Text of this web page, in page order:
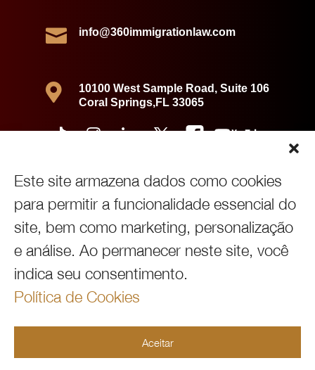
Este site armazena dados como cookies
para permitir a funcionalidade essencial do
site, bem como marketing, personalização
e análise. Ao permanecer neste site, você
indica seu consentimento.
Política de Cookies
Aceitar
 info@360immigrationlaw.com

10100 West Sample Road, Suite 106
Coral Springs,FL 33065